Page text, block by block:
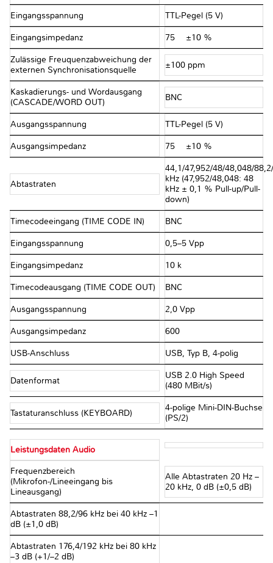
Eingangsspannung TTL-Pegel (5 V)
Eingangsimpedanz 75 Ω ±10 %
Zulässige Freuquenzabweichung der
externen Synchronisationsquelle
±100 ppm
Kaskadierungs- und Wordausgang
(CASCADE/WORD OUT)
BNC
Ausgangsspannung TTL-Pegel (5 V)
Ausgangsimpedanz 75 Ω ±10 %
Abtastraten
44,1/47,952/48/48,048/
kHz (47,952/48,048: 48
kHz ± 0,1 % Pull-up/Pull-
down)
Timecodeeingang (TIME CODE IN) BNC
Eingangsspannung 0,5–5 Vpp
Eingangsimpedanz 10 kΩ
Timecodeausgang (TIME CODE OUT) BNC
Ausgangsspannung 2,0 Vpp
Ausgangsimpedanz 600 Ω
USB-Anschluss USB, Typ B, 4-polig
Datenformat
USB 2.0 High Speed
(480 MBit/s)
Tastaturanschluss (KEYBOARD)
4-polige Mini-DIN-Buchse
(PS/2)
Leistungsdaten Audio
Frequenzbereich
(Mikrofon-/Lineeingang bis
Lineausgang)
Alle Abtastraten 20 Hz –
20 kHz, 0 dB (±0,5 dB)
Abtastraten 88,2/96 kHz bei 40 kHz –1
dB (±1,0 dB)
Abtastraten 176,4/192 kHz bei 80 kHz
–3 dB (+1/–2 dB)